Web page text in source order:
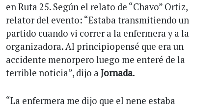
en Ruta 25. Según el relato de “Chavo” Ortiz,
relator del evento: “Estaba transmitiendo un
partido cuando vi correr a la enfermera y a la
organizadora. Al principiopensé que era un
accidente menorpero luego me enteré de la
terrible noticia”, dijo a Jornada.
“La enfermera me dijo que el nene estaba